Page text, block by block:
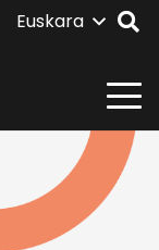
Euskara